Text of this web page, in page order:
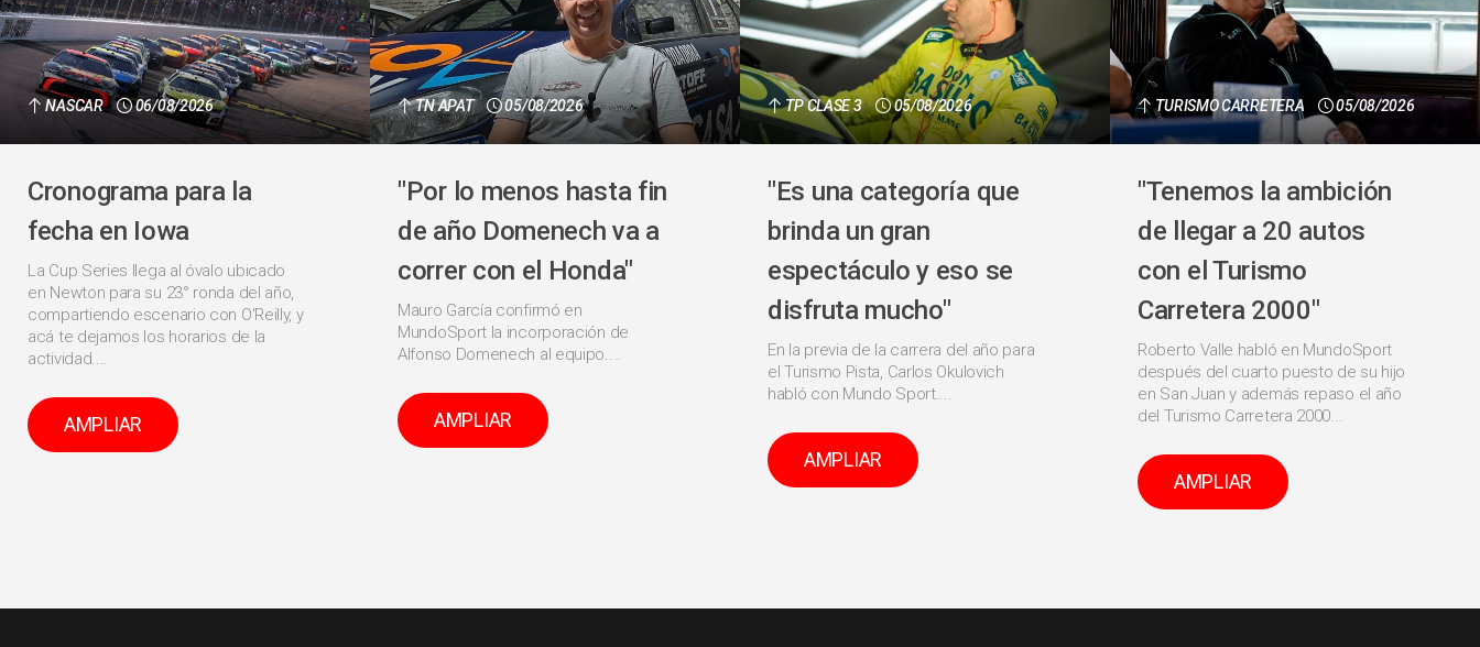
NASCAR 06/08/2026
Cronograma para la
fecha en Iowa
La Cup Series llega al óvalo ubicado
en Newton para su 23° ronda del año,
compartiendo escenario con O'Reilly, y
acá te dejamos los horarios de la
actividad....
AMPLIAR
TN APAT 05/08/2026
"Por lo menos hasta fin
de año Domenech va a
correr con el Honda"
Mauro García confirmó en
MundoSport la incorporación de
Alfonso Domenech al equipo....
AMPLIAR
TP CLASE 3 05/08/2026
"Es una categoría que
brinda un gran
espectáculo y eso se
disfruta mucho"
En la previa de la carrera del año para
el Turismo Pista, Carlos Okulovich
habló con Mundo Sport....
AMPLIAR
TURISMO CARRETERA 05/08/2026
"Tenemos la ambición
de llegar a 20 autos
con el Turismo
Carretera 2000"
Roberto Valle habló en MundoSport
después del cuarto puesto de su hijo
en San Juan y además repaso el año
del Turismo Carretera 2000...
AMPLIAR